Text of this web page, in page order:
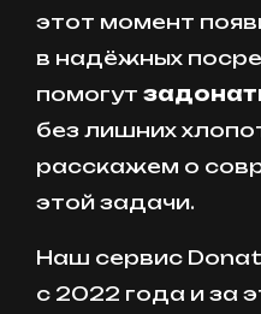
этот момент
в надёжных
помогут
без лишних
расскажем о
этой задачи.
Наш сервис
с 2022 года и за